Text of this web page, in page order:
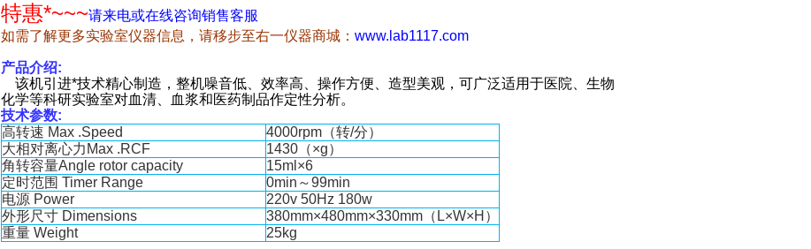
特惠*~~~请来电或在线咨询销售客服
如需了解更多实验室仪器信息，请移步至右一仪器商城： www.lab1117.com
产品介绍:
该机引进*技术精心制造，整机噪音低、效率高、操作方便、造型美观，可广泛适用于医院、生物
化学等科研实验室对血清、血浆和医药制品作定性分析。
技术参数:
高转速 Max .Speed 4000rpm （转/分）
大相对离心力 Max .RCF
1430（×g）
角转容量Angle rotor capacity
15ml×6
定时范围 Timer Range 0min ～99min
电源 Power
220v 50Hz 180w
外形尺寸 Dimensions
380mm×480mm×330mm（L×W×H）
重量 Weight 25kg